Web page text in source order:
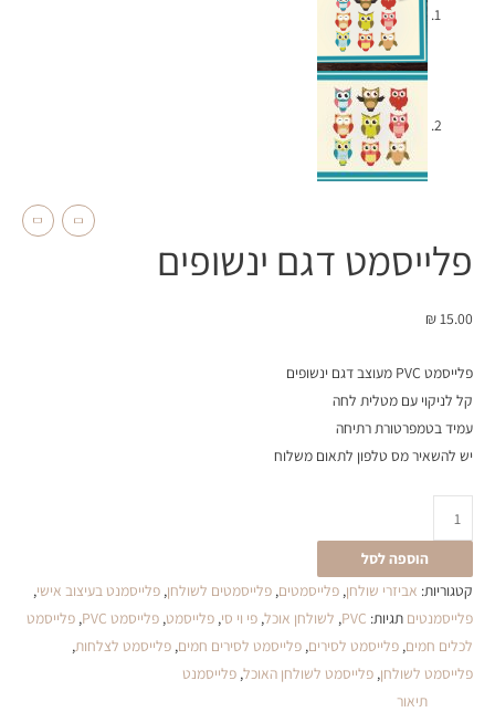
פלייסמט דגם ינשופים
₪ 15.00
פלייסמט PVC מעוצב דגם ינשופים
קל לניקוי עם מטלית לחה
עמיד בטמפרטורת רתיחה
יש להשאיר מס טלפון לתאום משלוח
הוספה לסל
קטגוריות: אביזרי שולחן, פלייסמטים, פלייסמטים לשולחן, פלייסמנט בעיצוב אישי,
פלייסמנטים תגיות: PVC
, לשולחן אוכל, פי וי סי, פלייסמט, פלייסמט PVC , פלייסמט
לכלים חמים, פלייסמט לסירים, פלייסמט לסירים חמים, פלייסמט לצלחות,
פלייסמט לשולחן, פלייסמט לשולחן האוכל, פלייסמנט
תיאור